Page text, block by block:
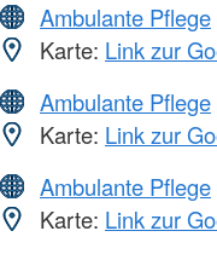
Ambulante Pflege
Karte: Link zur
Ambulante Pflege
Karte: Link zur
Ambulante Pflege
Karte: Link zur